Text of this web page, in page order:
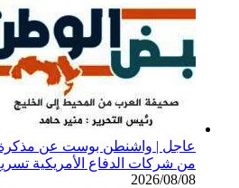
عاجل | واشنطن بوست عن مذكرة
من شركات الدفاع الأمريكية تسريع
2026/08/08